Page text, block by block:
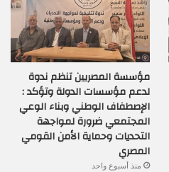
مؤسسة المصريين تنظم ندوة
لدعم مؤسسات الدولة وتؤكد :
الإصطفاف الوطني وبناء الوعي
المجتمعي ضرورة لمواجهة
التحديات وحماية الأمن القومي
المصري
منذ أسبوع واحد